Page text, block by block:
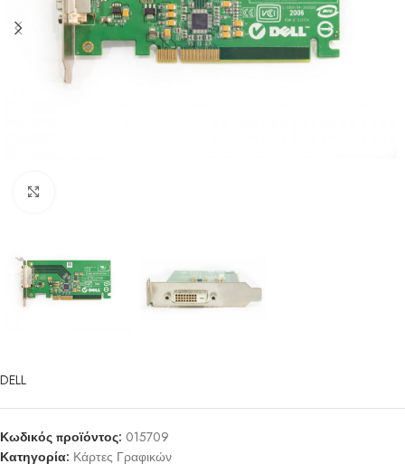
DELL
Κωδικός προϊόντος: 015709
Κατηγορία: Κάρτες Γραφικών